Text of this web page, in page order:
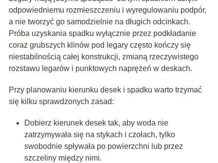
odpowiedniemu rozmieszczeniu i wyregulowaniu podpór,
a nie tworzyć go samodzielnie na długich odcinkach.
Próba uzyskania spadku wyłącznie przez podkładanie
coraz grubszych klinów pod legary często kończy się
niestabilnością całej konstrukcji, zmianą rzeczywistego
rozstawu legarów i punktowych naprężeń w deskach.
Przy planowaniu kierunku desek i spadku warto trzymać
się kilku sprawdzonych zasad:
Dobierz kierunek desek tak, aby woda nie
zatrzymywała się na stykach i czołach, tylko
swobodnie spływała po powierzchni lub przez
szczeliny między nimi.